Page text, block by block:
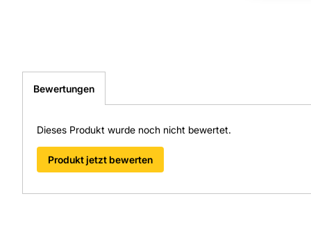
Bewertungen
Dieses Produkt wurde noch nicht bewertet.
Produkt jetzt bewerten